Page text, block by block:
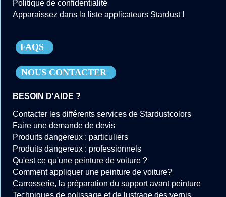
Politique de confidentialité
Apparaissez dans la liste applicateurs Stardust !
FAQS
NOUS CONTACTER
BESOIN D'AIDE ?
Contacter les différents services de Stardustcolors
Faire une demande de devis
Produits dangereux : particuliers
Produits dangereux : professionnels
Qu'est ce qu'une peinture de voiture ?
Comment appliquer une peinture de voiture?
Carrosserie, la préparation du support avant peinture
Techniques de polissage et de lustrage des vernis